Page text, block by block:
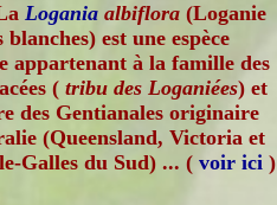
Logania albiflora (Loganie
est une espèce
appartenant à la famille des
( tribu des Loganiées) et
des Gentianales originaire
(Queensland, Victoria et
Galles du Sud) ... ( voir ici )